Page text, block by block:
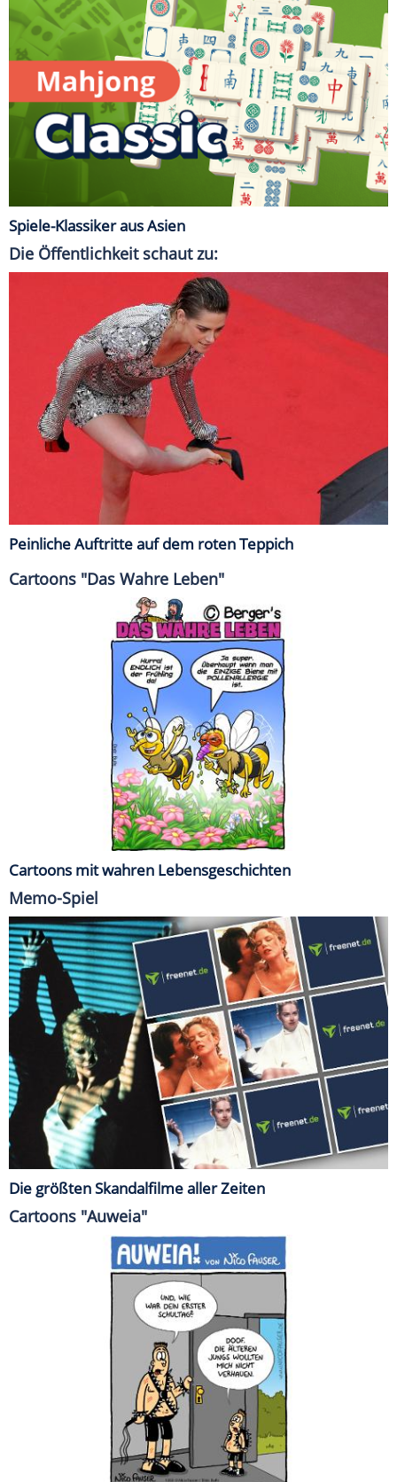
Spiele-Klassiker aus Asien
Die Öffentlichkeit schaut zu:
Peinliche Auftritte auf dem roten Teppich
Cartoons "Das Wahre Leben"
Cartoons mit wahren Lebensgeschichten
Memo-Spiel
Die größten Skandalfilme aller Zeiten
Cartoons "Auweia"